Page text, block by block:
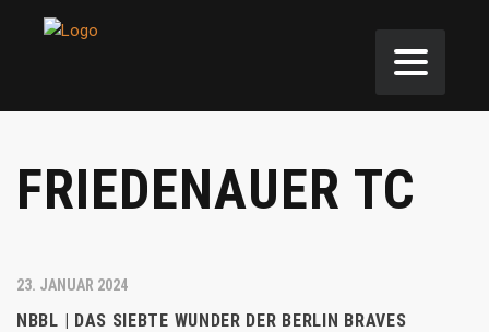
FRIEDENAUER TC
23. JANUAR 2024
NBBL | DAS SIEBTE WUNDER DER BERLIN BRAVES